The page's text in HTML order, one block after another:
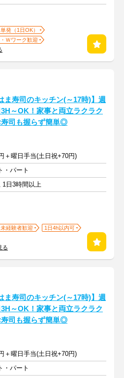
単発（1日OK）
Ｗワーク歓迎
ま寿司のキッチン(～17時)】週
～OK！家事と両立ラクラク
寿司も握らず簡単◎
＋曜日手当(土日祝+70円)
・パート
1日3時間以上
未経験者歓迎
1日4h以内可
る
ま寿司のキッチン(～17時)】週
～OK！家事と両立ラクラク
寿司も握らず簡単◎
＋曜日手当(土日祝+70円)
・パート